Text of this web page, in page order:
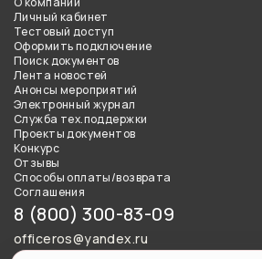
Личный кабинет
Тестовый доступ
Оформить подключение
Поиск документов
Лента новостей
Анонсы мероприятий
Электронный журнал
Служба тех.поддержки
Проекты документов
Конкурс
Отзывы
Способы оплаты/возврата
Соглашения
8 (800) 300-83-09
officeros@yandex.ru